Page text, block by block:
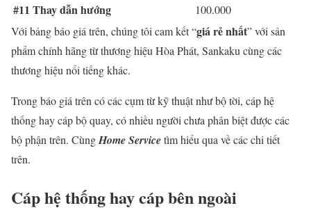
#11 Thay dẫn hướng
100.000
Với bảng báo giá trên, chúng tôi cam kết “giá rẻ nhất” với sản
phẩm chính hãng từ thương hiệu Hòa Phát, Sankaku cùng các
thương hiệu nổi tiếng khác.
Trong báo giá trên có các cụm từ kỹ thuật như bộ tời, cáp hệ
thống hay cáp bộ quay, có nhiều người chưa phân biệt được các
bộ phận trên. CùngHome Servicetìm hiểu qua về các chi tiết
trên.
Cáp hệ thống hay cáp bên ngoài